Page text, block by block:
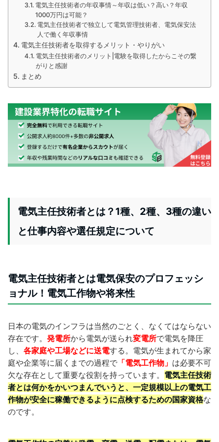
電気主任技術者の年収事情～年収は低い？高い？年収
1000万円は可能？
電気主任技術者で独立して電気管理技術者、電気保安法
人で働く年収事情
電気主任技術者を取得するメリット・やりがい
電気主任技術者のメリット|電験を取得したからこその繋
がりと感謝
まとめ
電気主任技術者とは？1種、2種、3種の違い
と仕事内容や選任規定について
電気主任技術者とは電気保安のプロフェッシ
ョナル！電気工作物や将来性
日本の電気のインフラは当然のごとく、なくてはならない
存在です。 発電所から電気が送られ変電所で電気を降圧
し、 各家庭や工場などに送電する。電気が生まれてから家
庭や企業等に届くまでの過程で 「電気工作物」 は必要不可
欠な存在として重要な役割を持っています。 電気主任技術
者とは何かをかいつまんでいうと、一定規模以上の電気工
作物が安全に稼働できるように点検するための国家資格な
のです。